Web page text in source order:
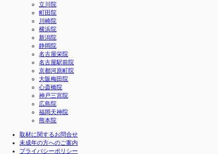
立川院
町田院
川崎院
横浜院
新潟院
静岡院
名古屋栄院
名古屋駅前院
京都河原町院
大阪梅田院
心斎橋院
神戸三宮院
広島院
福岡天神院
熊本院
取材に関するお問合せ
未成年の方へのご案内
プライバシーポリシー